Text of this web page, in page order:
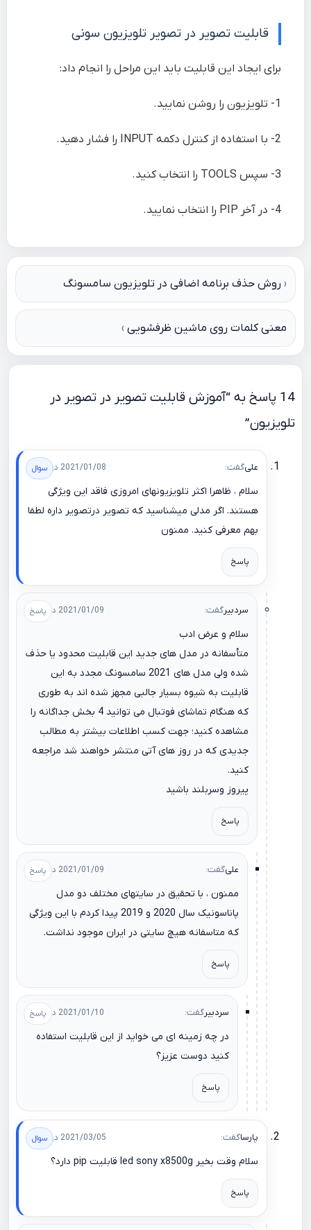
قابلیت تصویر در تصویر تلویزیون سونی
برای ایجاد این قابلیت باید این مراحل را انجام داد:
1- تلویزیون را روشن نمایید.
2- با استفاده از کنترل دکمه INPUT را فشار دهید.
3- سپس TOOLS را انتخاب کنید.
4- در آخر PIP را انتخاب نمایید.
راهبری
نوشته
روش حذف برنامه اضافی در تلویزیون سامسونگ
معنی کلمات روی ماشین ظرفشویی
14 پاسخ به “آموزش قابلیت تصویر در تصویر در
تلویزیون”
علیگفت: 2021/01/08 در 11:58
سلام ، ظاهرا اکثر تلویزیونهای امروزی فاقد این ویژگی
هستند. اگر مدلی میشناسید که تصویر درتصویر داره لطفا
بهم معرفی کنید. ممنون
پاسخ
سردبیرگفت: 2021/01/09 در 01:41
سلام و عرض ادب
متأسفانه در مدل های جدید این قابلیت محدود یا حذف
شده ولی مدل های 2021 سامسونگ مجدد به این
قابلیت به شیوه بسیار جالبی مجهز شده اند به طوری
که هنگام تماشای فوتبال می توانید 4 بخش جداگانه را
مشاهده کنید؛ جهت کسب اطلاعات بیشتر به مطالب
جدیدی که در روز های آتی منتشر خواهند شد مراجعه
کنید.
پیروز وسربلند باشید
پاسخ
علیگفت: 2021/01/09 در 20:16
ممنون ، با تحقیق در سایتهای مختلف دو مدل
پاناسونیک سال 2020 و 2019 پیدا کردم با این ویژگی
که متاسفانه هیچ سایتی در ایران موجود نداشت.
پاسخ
سردبیرگفت: 2021/01/10 در 02:37
در چه زمینه ای می خواید از این قابلیت استفاده
کنید دوست عزیز؟
پاسخ
پارساگفت: 2021/03/05 در 01:09
سلام وقت بخیر led sony x8500g قابلیت pip دارد؟
پاسخ